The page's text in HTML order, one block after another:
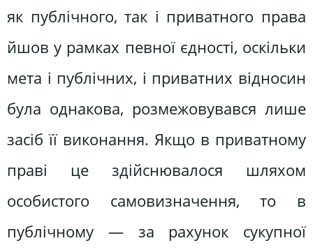
як публічного, так і приватного права
йшов у рамках певної єдності, оскільки
мета і публічних, і приватних відносин
була однакова, розмежовувався лише
засіб її виконання. Якщо в приватному
праві це здійснювалося шляхом
особистого самовизначення, то в
публічному — за рахунок сукупної